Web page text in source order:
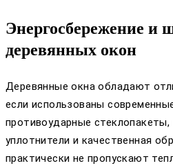
Энергосбережение и
деревянных окон
Деревянные окна обладают
если использованы
противоударные стеклопакеты,
уплотнители и качественная
практически не пропускают